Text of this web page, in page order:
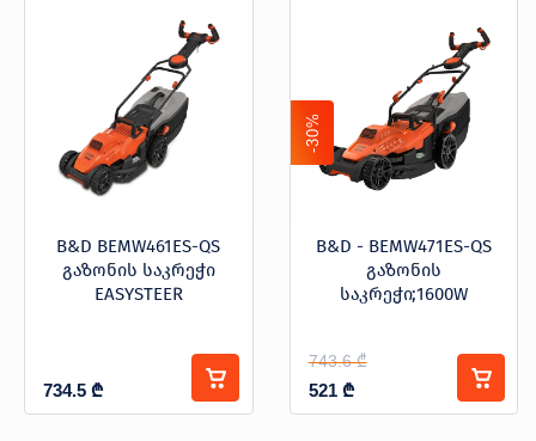
B&D BEMW461ES-QS
გაზონის საკრეჭი
EASYSTEER
734.5 ₾
-30%
B&D - BEMW471ES-QS
გაზონის
საკრეჭი;1600W
743.6 ₾
521 ₾